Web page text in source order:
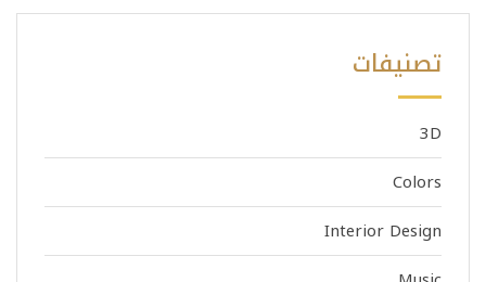
تصنيفات
3D
Colors
Interior Design